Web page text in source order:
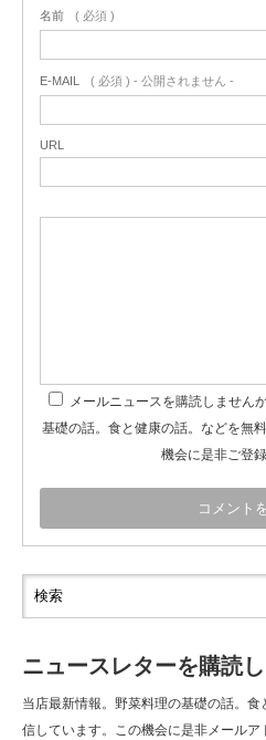
名前 ( 必須 )
E-MAIL ( 必須 ) - 公開されません -
URL
メールニュースを購読しませ
基礎の話。食と健康の話。などを無
機会に是非ご登録
ニュースレターを購読
当店最新情報。野菜料理の基礎の話。
信しています。この機会に是非メールア